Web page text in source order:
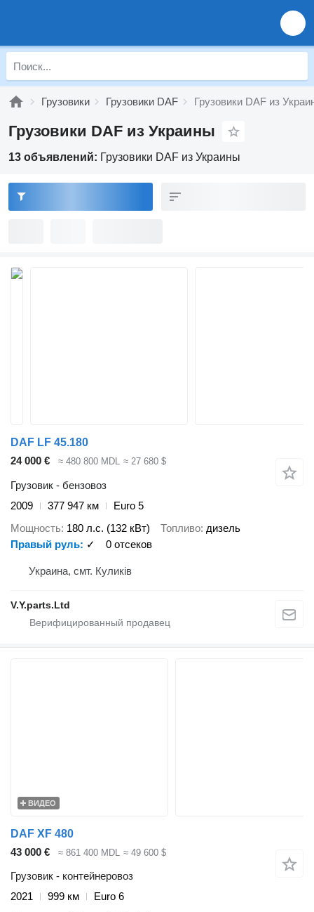
Грузовики Грузовики DAF Грузовики DAF из
Грузовики DAF из Украины
13 объявлений: Грузовики DAF из Украины
DAF LF 45.180
24 000 €
≈ 480 800 MDL ≈ 27 680 $
Грузовик - бензовоз
2009
377 947 км
Euro 5
Мощность 180 л.с. (132 кВт) Топливо дизель
Правый руль
✓ 0 отсеков
Украина, смт. Куликів
V.Y.parts.Ltd
ВИДЕО
DAF XF 480
43 000 €
≈ 861 400 MDL ≈ 49 600 $
Грузовик - контейнеровоз
2021
999 км
Euro 6